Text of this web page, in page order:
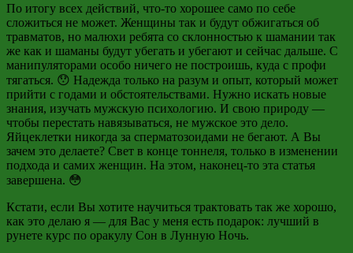
По итогу всех действий, что-то хорошее само по себе
сложиться не может. Женщины так и будут обжигаться об
травматов, но малюхи ребята со склонностью к шамании так
же как и шаманы будут убегать и убегают и сейчас дальше. С
манипуляторами особо ничего не построишь, куда с профи
тягаться. 😯 Надежда только на разум и опыт, который может
прийти с годами и обстоятельствами. Нужно искать новые
знания, изучать мужскую психологию. И свою природу —
чтобы перестать навязываться, не мужское это дело.
Яйцеклетки никогда за сперматозоидами не бегают. А Вы
зачем это делаете? Свет в конце тоннеля, только в изменении
подхода и самих женщин. На этом, наконец-то эта статья
завершена. 😳
Кстати, если Вы хотите научиться трактовать так же хорошо,
как это делаю я — для Вас у меня есть подарок: лучший в
рунете курс по оракулу Сон в Лунную Ночь.